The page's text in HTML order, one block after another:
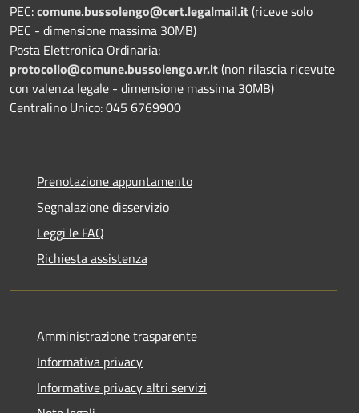
PEC:comune.bussolengo@cert.legalmail.it(riceve solo
PEC - dimensione massima 30MB)
Posta Elettronica Ordinaria:
protocollo@comune.bussolengo.vr.it(non rilascia ricevute
con valenza legale - dimensione massima 30MB)
Centralino Unico: 045 6769900
Prenotazione appuntamento
Segnalazione disservizio
Leggi le FAQ
Richiesta assistenza
Amministrazione trasparente
Informativa privacy
Informative privacy altri servizi